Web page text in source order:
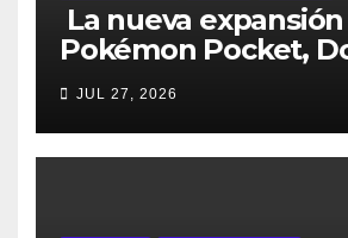
La nueva expansión
Pokémon Pocket,
de los Cielos, se
de julio
JUL 27, 2026